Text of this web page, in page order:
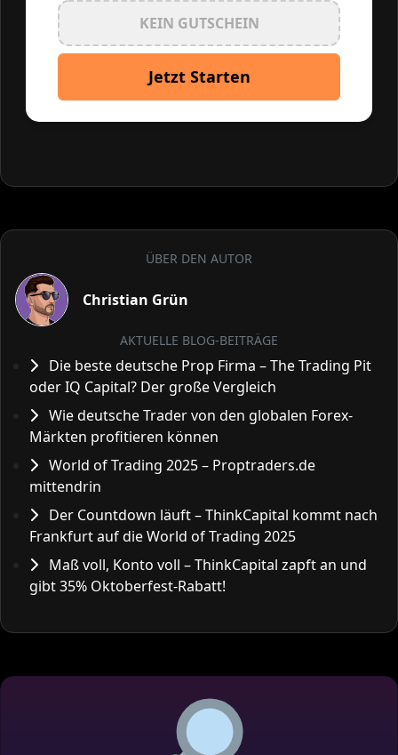
KEIN GUTSCHEIN
Jetzt Starten
ÜBER DEN AUTOR
Christian Grün
AKTUELLE BLOG-BEITRÄGE
Die beste deutsche Prop Firma – The Trading Pit
oder IQ Capital? Der große Vergleich
Wie deutsche Trader von den globalen Forex-
Märkten profitieren können
World of Trading 2025 – Proptraders.de
mittendrin
Der Countdown läuft – ThinkCapital kommt nach
Frankfurt auf die World of Trading 2025
Maß voll, Konto voll – ThinkCapital zapft an und
gibt 35% Oktoberfest-Rabatt!